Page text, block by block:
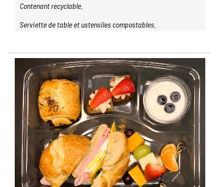
Contenant recyclable.
Serviette de table et ustensiles compostables.